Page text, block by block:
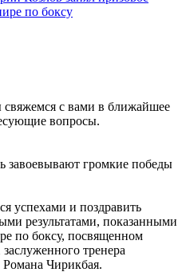
с вами в ближайшее
вопросы.
завоевывают громкие победы
успехами и поздравить
результатами, показанными
по боксу, посвященном
тренера
Чирикбая.